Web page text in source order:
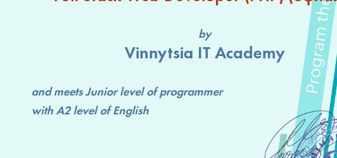
by
Vinnytsia IT Academy
and meetsJunior levelof programmer
withA2 levelof English